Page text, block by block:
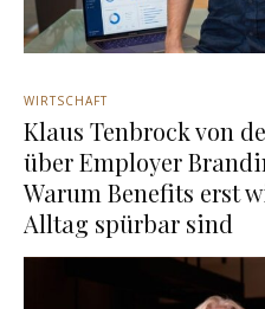
WIRTSCHAFT
Klaus Tenbrock von
über Employer
Warum Benefits erst
Alltag spürbar sind